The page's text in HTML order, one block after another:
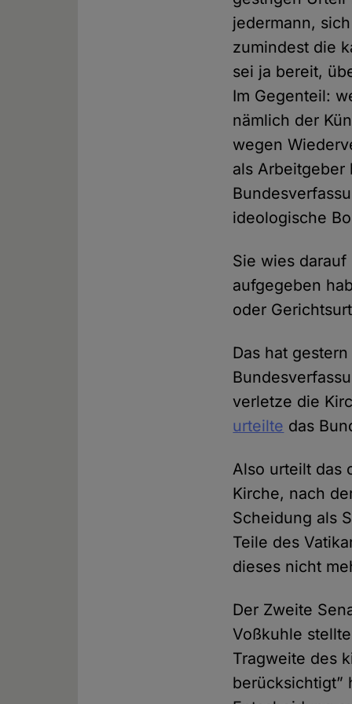
jedermann,
zumindest die
sei ja bereit,
Im Gegenteil:
nämlich der
wegen
als Arbeitgeber
ideologische
Sie wies
aufgegeben
oder
Das hat
verletze die
urteilte das
Also urteilt das
Kirche, nach
Scheidung als
Teile des
dieses nicht
Der Zweite
Voßkuhle
Tragweite des
berücksichtigt”